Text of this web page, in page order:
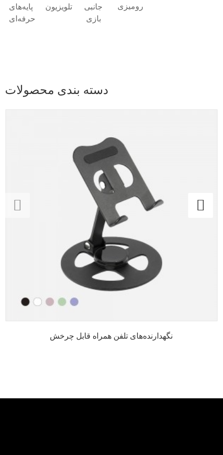
پایه‌های
حرفه‌ای
تلویزیون
جانبی
بازی
رومیزی
دسته بندی محصولات
نگهدارنده‌های تلفن همراه قابل چرخش